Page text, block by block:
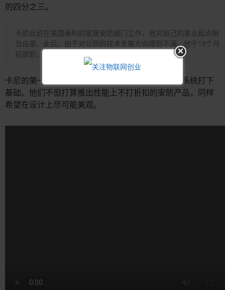
的四分之三。
卡尼此前在美国泰科的家居安防部门工作，他对自己的事业起点相
当自豪。此后，由于对公司的技术发展方向感到不满，他于18个月
前辞职，之后便创办了现在的Abode。
卡尼的第一步便是为采取全新方式实现的家居安防系统打下
基础。他们不但打算推出性能上不打折扣的安防产品，同样
希望在设计上尽可能美观。